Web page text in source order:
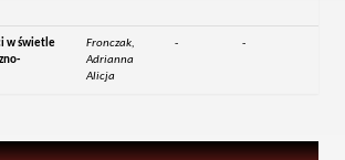
w świetle
Fronczak,
Adrianna
Alicja
- -